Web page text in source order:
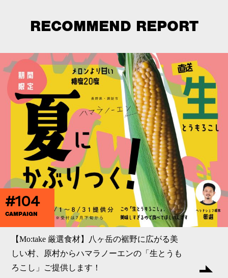
RECOMMEND REPORT
#104
CAMPAIGN
【Mo:take 厳選食材】八ヶ岳の裾野に広がる美
しい村、原村からハマラノーエンの「生とうも
ろこし」ご提供します！